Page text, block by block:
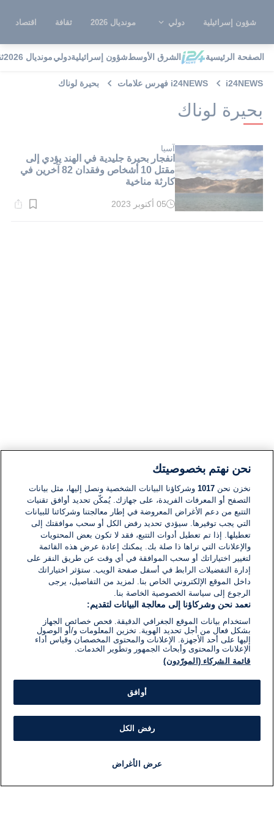
شؤون إسرائيلية دولي مونديال 2026 ثقافة اقتصاد
الصفحة الرئيسية الشرق الأوسطشؤون إسرائيليةدوليمونديال 2026
i24NEWS i24NEWS فهرس علامات بحيرة لوناك
بحيرة لوناك
آسيا
انفجار بحيرة جليدية في الهند يؤدي إلى
مقتل 10 أشخاص وفقدان 82 آخرين في
كارثة مناخية
وقت
05 أكتوبر 2023
نحن نهتم بخصوصيتك
نخزن نحن1017 وشركاؤنا البيانات الشخصية ونصل إليها، مثل بيانات
التصفح أو المعرفات الفريدة، على جهازك. يُمكّن تحديد أوافق تقنيات
التتبع من دعم الأغراض المعروضة في إطار معالجتنا وشركائنا للبيانات
التي يجب توفيرها. سيؤدي تحديد رفض الكل أو سحب موافقتك إلى
تعطيلها. إذا تم تعطيل أدوات التتبع، فقد لا تكون بعض المحتويات
والإعلانات التي تراها ذا صلة بك. يمكنك إعادة عرض هذه القائمة
لتغيير اختياراتك أو سحب الموافقة في أي وقت عن طريق النقر على
إدارة التفضيلات الرابط في أسفل صفحة الويب. ستؤثر اختياراتك
داخل الموقع الإلكتروني الخاص بنا. لمزيد من التفاصيل، يرجى
الرجوع إلى سياسة الخصوصية الخاصة بنا.
نعمد نحن وشركاؤنا إلى معالجة البيانات لتقديم:
استخدام بيانات الموقع الجغرافي الدقيقة. فحص خصائص الجهاز
بشكل فعال من أجل تحديد الهوية. تخزين المعلومات و/أو الوصول
إليها على أحد الأجهزة. الإعلانات والمحتوى المخصصان وقياس أداء
الإعلانات والمحتوى وأبحاث الجمهور وتطوير الخدمات.
قائمة الشركاء (المورّدون)
أوافق
رفض الكل
عرض الأغراض